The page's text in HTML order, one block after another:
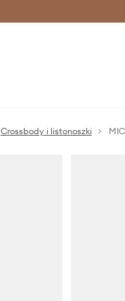
Crossbody i listonoszki